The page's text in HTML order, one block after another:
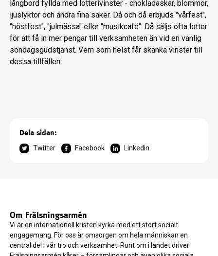
långbord fyllda med lotterivinster - chokladaskar, blommor,
ljuslyktor och andra fina saker. Då och då erbjuds "vårfest",
"höstfest", "julmässa" eller "musikcafé". Då säljs ofta lotter
för att få in mer pengar till verksamheten än vid en vanlig
söndagsgudstjänst. Vem som helst får skänka vinster till
dessa tillfällen.
Dela sidan:
Twitter Facebook Linkedin
Om Frälsningsarmén
Vi är en internationell kristen kyrka med ett stort socialt
engagemang. För oss är omsorgen om hela människan en
central del i vår tro och verksamhet. Runt om i landet driver